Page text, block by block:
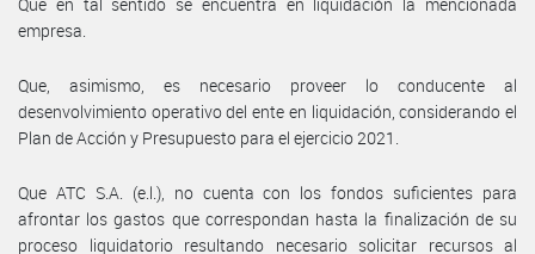
empresa.
Que, asimismo, es necesario proveer lo conducente al
desenvolvimiento operativo del ente en liquidación, considerando el
Plan de Acción y Presupuesto para el ejercicio 2021.
Que ATC S.A. (e.l.), no cuenta con los fondos suficientes para
afrontar los gastos que correspondan hasta la finalización de su
proceso liquidatorio resultando necesario solicitar recursos al